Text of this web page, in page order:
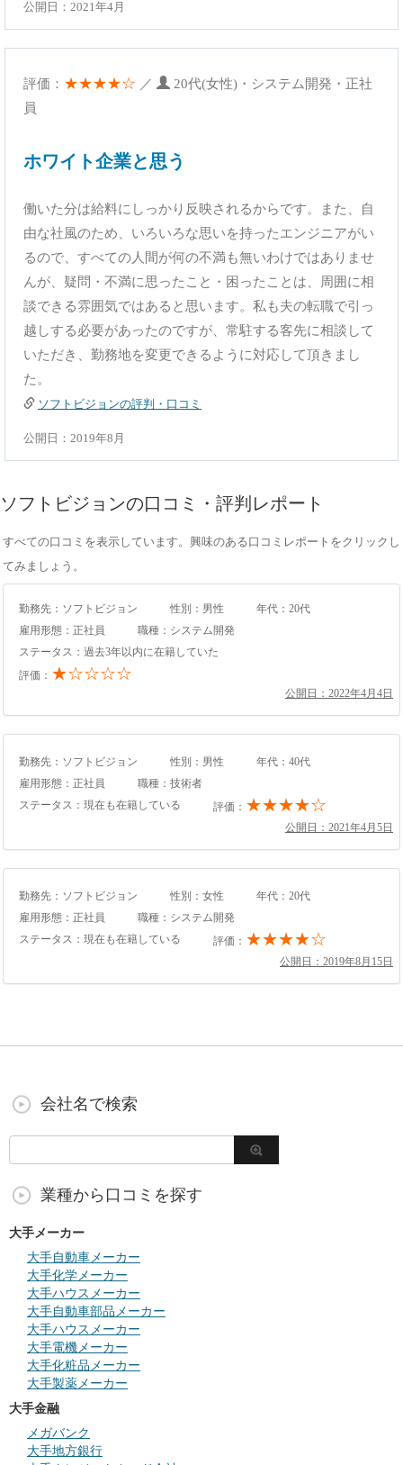
公開日：2021年4月
評価： ★★★★☆ ／
20代(女性)・システム開発・正社
員
ホワイト企業と思う
働いた分は給料にしっかり反映されるからです。また、自
由な社風のため、いろいろな思いを持ったエンジニアがい
るので、すべての人間が何の不満も無いわけではありませ
んが、疑問・不満に思ったこと・困ったことは、周囲に相
談できる雰囲気ではあると思います。私も夫の転職で引っ
越しする必要があったのですが、常駐する客先に相談して
いただき、勤務地を変更できるように対応して頂きまし
た。
ソフトビジョンの評判・口コミ
公開日：2019年8月
ソフトビジョンの口コミ・評判レポート
すべての口コミを表示しています。興味のある口コミレポートをクリックし
てみましょう。
勤務先：ソフトビジョン 性別：男性
年代：20代
雇用形態：正社員
職種：システム開発
ステータス：過去3年以内に在籍していた
評価： ★☆☆☆☆
公開日：2022年4月4日
勤務先：ソフトビジョン 性別：男性
年代：40代
雇用形態：正社員
職種：技術者
ステータス：現在も在籍している
評価： ★★★★☆
公開日：2021年4月5日
勤務先：ソフトビジョン 性別：女性
年代：20代
雇用形態：正社員
職種：システム開発
ステータス：現在も在籍している
評価： ★★★★☆
公開日：2019年8月15日
会社名で検索
業種から口コミを探す
大手メーカー
大手自動車メーカー
大手化学メーカー
大手ハウスメーカー
大手自動車部品メーカー
大手ハウスメーカー
大手電機メーカー
大手化粧品メーカー
大手製薬メーカー
大手金融
メガバンク
大手地方銀行